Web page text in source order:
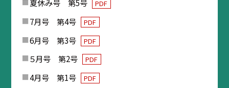
夏休み号 第5号 PDF
7月号 第4号 PDF
6月号 第3号 PDF
５月号 第2号 PDF
4月号 第1号 PDF